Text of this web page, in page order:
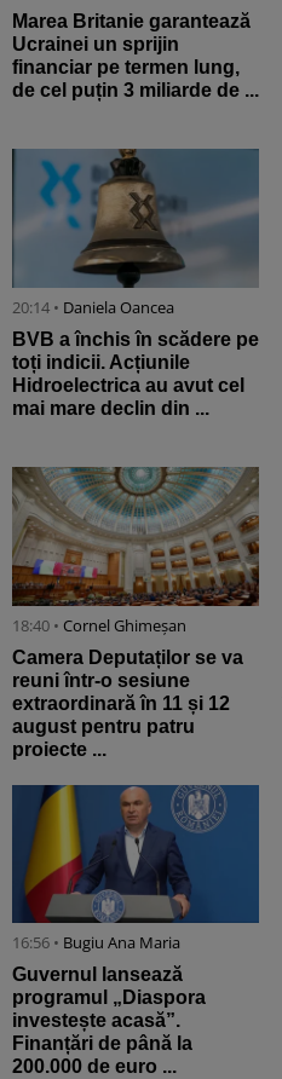
Marea Britanie garantează
Ucrainei un sprijin
financiar pe termen lung,
de cel puțin 3 miliarde de ...
20:14 • Daniela Oancea
BVB a închis în scădere pe
toți indicii. Acțiunile
Hidroelectrica au avut cel
mai mare declin din ...
18:40 • Cornel Ghimeșan
Camera Deputaților se va
reuni într-o sesiune
extraordinară în 11 și 12
august pentru patru
proiecte ...
16:56 • Bugiu ⁠Ana Maria
Guvernul lansează
programul „Diaspora
investește acasă”.
Finanțări de până la
200.000 de euro ...